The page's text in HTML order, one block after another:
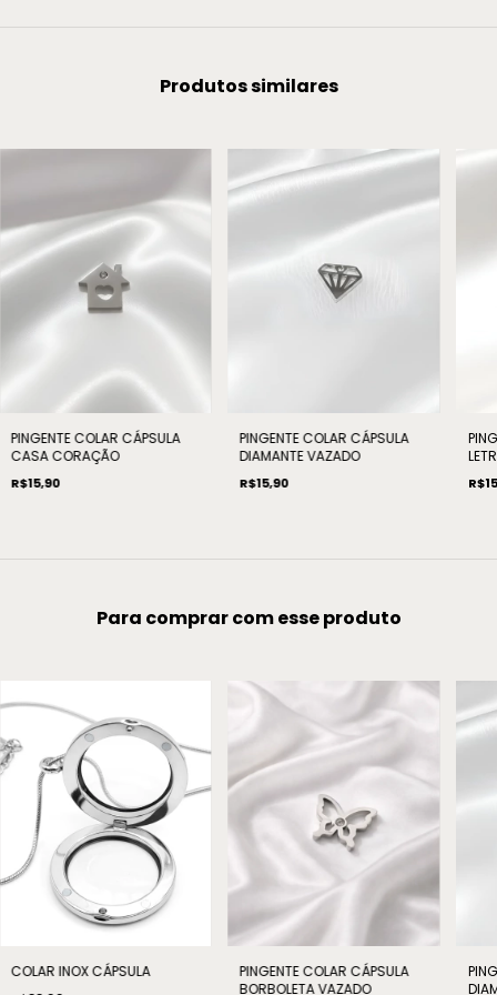
Produtos similares
PINGENTE COLAR CÁPSULA
CASA CORAÇÃO
R$15,90
PINGENTE COLAR CÁPSULA
DIAMANTE VAZADO
R$15,90
Para comprar com esse produto
COLAR INOX CÁPSULA
PINGENTE COLAR CÁPSULA
BORBOLETA VAZADO